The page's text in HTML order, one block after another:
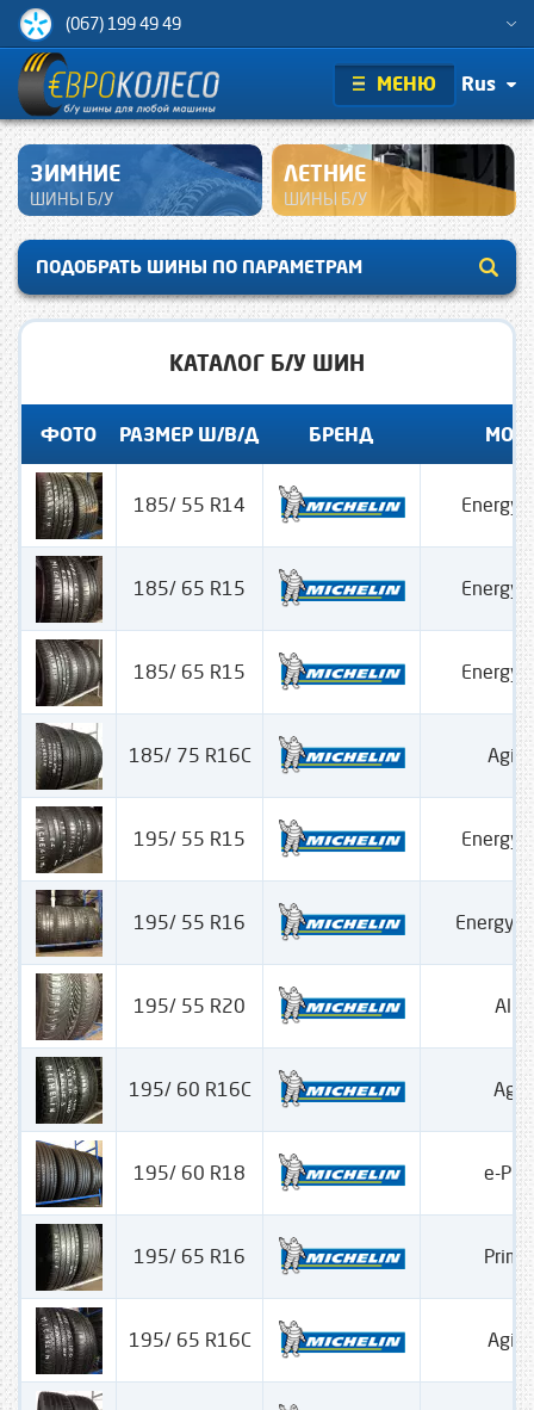
(067) 199 49 49
МЕНЮ Rus
ЗИМНИЕ
ШИНЫ Б/У
ЛЕТНИЕ
ШИНЫ Б/У
ПОДОБРАТЬ ШИНЫ ПО ПАРАМЕТРАМ
КАТАЛОГ Б/У ШИН
ФОТО РАЗМЕР Ш/В/Д БРЕНД
185/ 55 R14 Energy
185/ 65 R15 Energy
185/ 65 R15 Energy
185/ 75 R16C
195/ 55 R15 Energy
195/ 55 R16 Energy
195/ 55 R20
195/ 60 R16C
195/ 60 R18 e-
195/ 65 R16
195/ 65 R16C